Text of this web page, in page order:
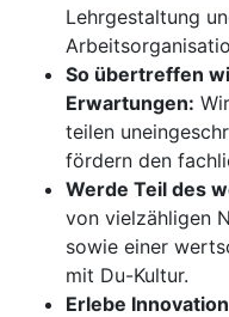
Lehrgestaltung
So übertreffen
Erwartungen:
teilen
fördern den
Werde Teil des
von vielzähligen
sowie einer
mit Du-Kultur.
Erlebe